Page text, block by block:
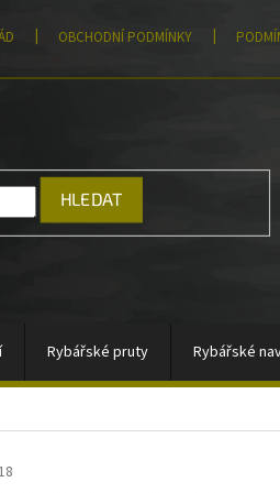
OBCHODNÍ PODMÍNKY
HLEDAT
Rybářské pruty Rybářské